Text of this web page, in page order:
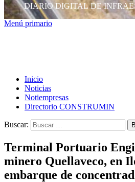
DIARIO DIGITAL DE
Menú primario
Inicio
Noticias
Notiempresas
Directorio CONSTRUMIN
Buscar:
Terminal Portuario
minero Quellaveco, en
embarque de